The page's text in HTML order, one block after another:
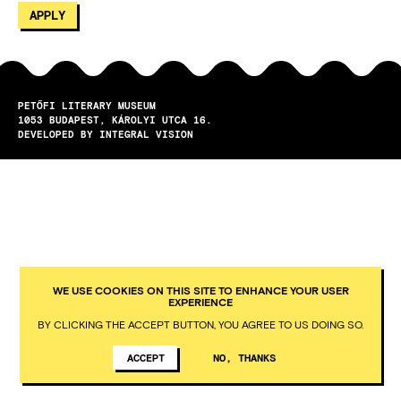
PETŐFI LITERARY MUSEUM
1053
BUDAPEST
KÁROLYI UTCA 16.
DEVELOPED BY INTEGRAL VISION
WE USE COOKIES ON THIS SITE TO ENHANCE YOUR USER
EXPERIENCE
BY CLICKING THE ACCEPT BUTTON, YOU AGREE TO US DOING SO.
ACCEPT NO, THANKS